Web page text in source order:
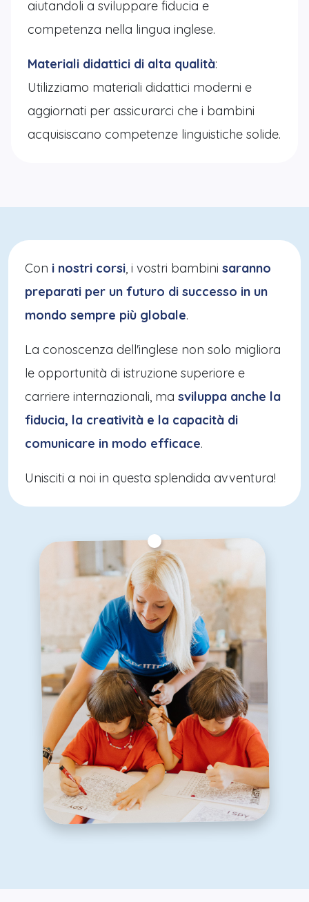
aiutandoli a sviluppare fiducia e
competenza nella lingua inglese.
Materiali didattici di alta qualità:
Utilizziamo materiali didattici moderni e
aggiornati per assicurarci che i bambini
acquisiscano competenze linguistiche solide.
Con i nostri corsi, i vostri bambini saranno
preparati per un futuro di successo in un
mondo sempre più globale.
La conoscenza dell'inglese non solo migliora
le opportunità di istruzione superiore e
carriere internazionali, ma sviluppa anche la
fiducia, la creatività e la capacità di
comunicare in modo efficace.
Unisciti a noi in questa splendida avventura!